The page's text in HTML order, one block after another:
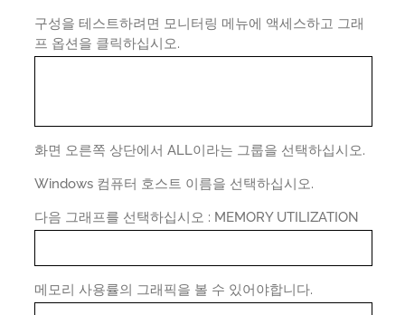
구성을 테스트하려면 모니터링 메뉴에 액세스하고 그래
프 옵션을 클릭하십시오.
화면 오른쪽 상단에서 ALL이라는 그룹을 선택하십시오.
Windows 컴퓨터 호스트 이름을 선택하십시오.
다음 그래프를 선택하십시오 : MEMORY UTILIZATION
메모리 사용률의 그래픽을 볼 수 있어야합니다.